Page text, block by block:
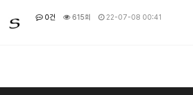
0건 615회 22-07-08 00:41